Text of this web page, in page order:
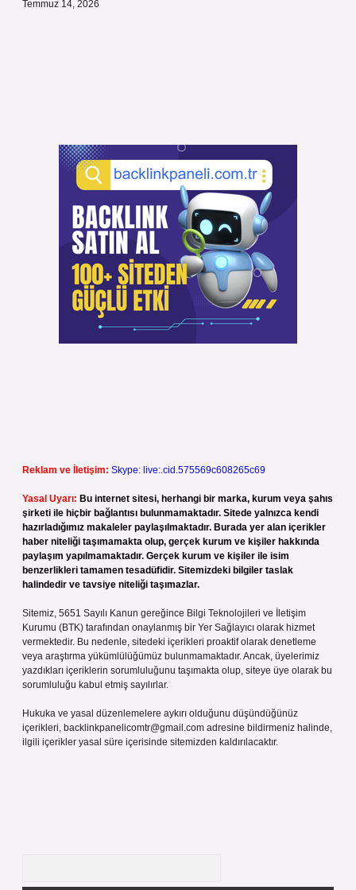
Temmuz 14, 2026
Reklam ve İletişim: Skype: live:.cid.575569c608265c69
Yasal Uyarı: Bu internet sitesi, herhangi bir marka, kurum veya şahıs
şirketi ile hiçbir bağlantısı bulunmamaktadır. Sitede yalnızca kendi
hazırladığımız makaleler paylaşılmaktadır. Burada yer alan içerikler
haber niteliği taşımamakta olup, gerçek kurum ve kişiler hakkında
paylaşım yapılmamaktadır. Gerçek kurum ve kişiler ile isim
benzerlikleri tamamen tesadüfidir. Sitemizdeki bilgiler taslak
halindedir ve tavsiye niteliği taşımazlar.
Sitemiz, 5651 Sayılı Kanun gereğince Bilgi Teknolojileri ve İletişim
Kurumu (BTK) tarafından onaylanmış bir Yer Sağlayıcı olarak hizmet
vermektedir. Bu nedenle, sitedeki içerikleri proaktif olarak denetleme
veya araştırma yükümlülüğümüz bulunmamaktadır. Ancak, üyelerimiz
yazdıkları içeriklerin sorumluluğunu taşımakta olup, siteye üye olarak bu
sorumluluğu kabul etmiş sayılırlar.
Hukuka ve yasal düzenlemelere aykırı olduğunu düşündüğünüz
içerikleri, backlinkpanelicomtr@gmail.com adresine bildirmeniz halinde,
ilgili içerikler yasal süre içerisinde sitemizden kaldırılacaktır.